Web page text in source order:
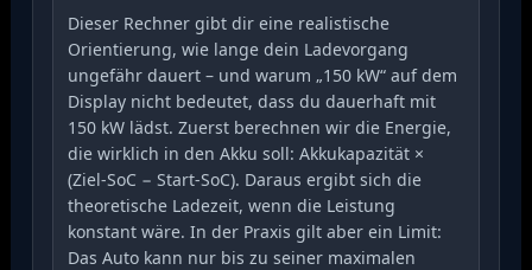
Dieser Rechner gibt dir eine realistische
Orientierung, wie lange dein Ladevorgang
ungefähr dauert – und warum „150 kW“ auf dem
Display nicht bedeutet, dass du dauerhaft mit
150 kW lädst. Zuerst berechnen wir die Energie,
die wirklich in den Akku soll: Akkukapazität ×
(Ziel-SoC − Start-SoC). Daraus ergibt sich die
theoretische Ladezeit, wenn die Leistung
konstant wäre. In der Praxis gilt aber ein Limit:
Das Auto kann nur bis zu seiner maximalen